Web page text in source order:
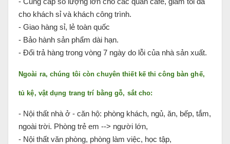
cho khách sỉ và khách công trình.
- Giao hàng sỉ, lẻ toàn quốc
- Bảo hành sản phẩm dài hạn.
- Đổi trả hàng trong vòng 7 ngày do lỗi của nhà sản xuất.
Ngoài ra, chúng tôi còn chuyên thiết kế thi công bàn ghế,
tủ kệ, vật dụng trang trí bằng gỗ, sắt cho:
- Nội thất nhà ở - căn hộ: phòng khách, ngủ, ăn, bếp, tắm,
ngoài trời. Phòng trẻ em --> người lớn,
- Nội thất văn phòng, phòng làm việc, học tập,